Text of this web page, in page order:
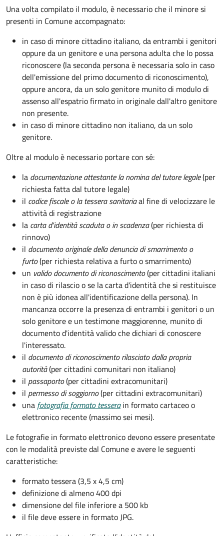
Una volta compilato il modulo, è necessario che il minore si
presenti in Comune accompagnato:
in caso di minore cittadino italiano, da entrambi i genitori
oppure da un genitore e una persona adulta che lo possa
riconoscere (la seconda persona è necessaria solo in caso
dell'emissione del primo documento di riconoscimento),
oppure ancora, da un solo genitore munito di modulo di
assenso all'espatrio firmato in originale dall'altro genitore
non presente.
in caso di minore cittadino non italiano, da un solo
genitore.
Oltre al modulo è necessario portare con sé:
la documentazioneattestante la nomina del tutore legale(per
richiesta fatta dal tutore legale)
il codice fiscale o la tessera sanitariaal fine di velocizzare le
attività di registrazione
la carta d'identità scaduta o in scadenza(per richiesta di
rinnovo)
il documento originale della denuncia di smarrimento o
furto(per richiesta relativa a furto o smarrimento)
un valido documento di riconoscimento(per cittadini italiani
in caso di rilascio o se la carta d'identità che si restituisce
non è più idonea all'identificazione della persona). In
mancanza occorre la presenza di entrambi i genitori o un
solo genitore e un testimone maggiorenne, munito di
documento d'identità valido che dichiari di conoscere
l'interessato.
il documento di riconoscimento rilasciato dalla propria
autorità(per cittadini comunitari non italiano)
il passaporto(per cittadini extracomunitari)
il permesso di soggiorno(per cittadini extracomunitari)
una fotografia formato tessera in formato cartaceo o
elettronico recente (massimo sei mesi).
Le fotografie in formato elettronico devono essere presentate
con le modalità previste dal Comune e avere le seguenti
caratteristiche:
formato tessera (3,5 x 4,5 cm)
definizione di almeno 400 dpi
dimensione del file inferiore a 500 kb
il file deve essere in formato JPG.